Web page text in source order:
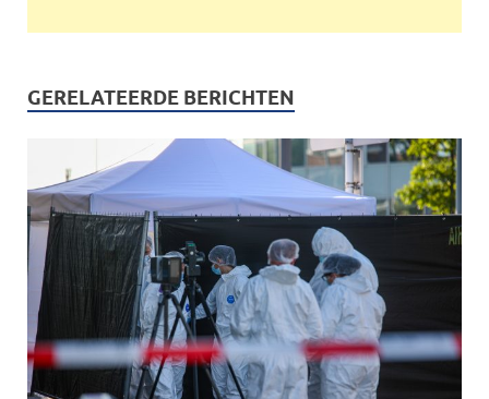
GERELATEERDE BERICHTEN